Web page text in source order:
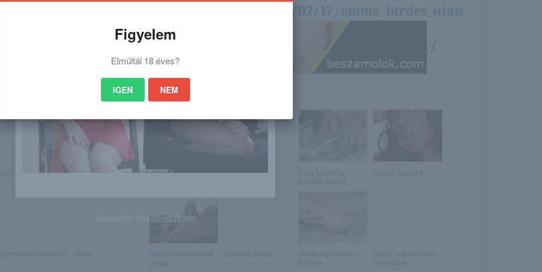
http://gyonyorulanyok.blog.hu/2016/02/17/emma_furdes_utan
Anna Zara Barbara Vie Ez az élet Tyra Moore a
sziklák között
Nyomi Banxxx
Szeretnéd hátulról? Mary Nelly, a téeszelnök
lánya
Pöttyös álmok Vörös és fekete –
Solana
Barbi, a szőkeség
levetkőzik
WordPress Popup
Figyelem
Elmúltál 18 éves?
IGEN NEM